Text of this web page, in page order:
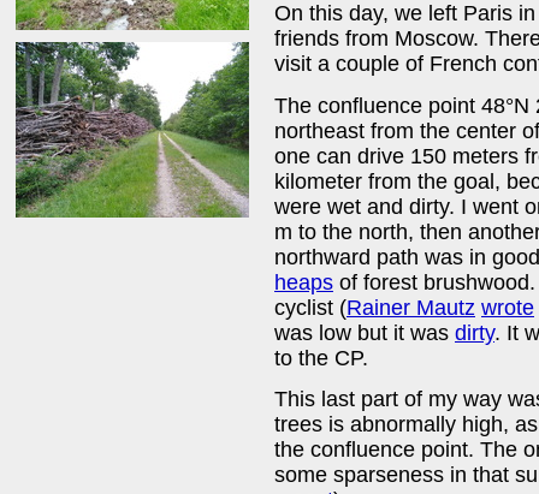
On this day, we left Paris
friends from Moscow.
visit a couple of French
The confluence point
northeast from the center
one can drive 150 meters
kilometer from the goal,
were wet and dirty. I went
m to the north, then
northward path was in
heaps of forest
cyclist (Rainer Mautz wrote
was low but it was dirty. It
to the CP.
This last part of my way
trees is abnormally high,
the confluence point. The
some sparseness in that